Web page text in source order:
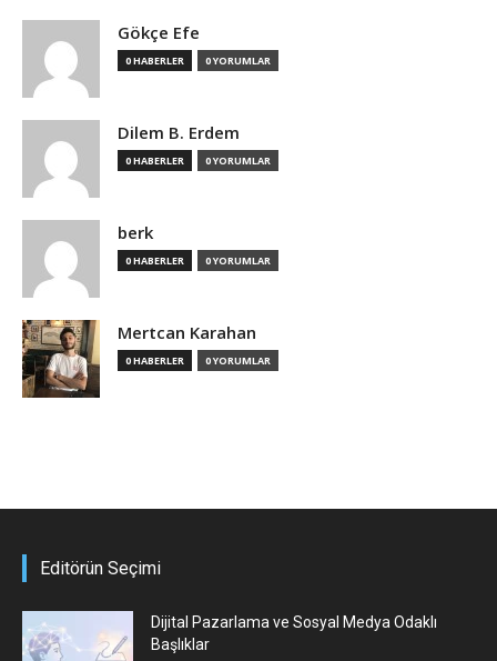
Gökçe Efe
0 HABERLER 0 YORUMLAR
Dilem B. Erdem
0 HABERLER 0 YORUMLAR
berk
0 HABERLER 0 YORUMLAR
Mertcan Karahan
0 HABERLER 0 YORUMLAR
Editörün Seçimi
Dijital Pazarlama ve Sosyal Medya Odaklı
Başlıklar